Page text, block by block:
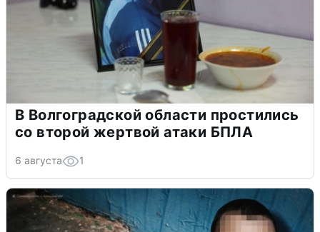
В Волгоградской области простились
со второй жертвой атаки БПЛА
6 августа 1